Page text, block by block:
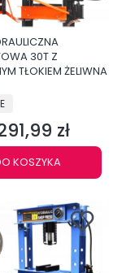
30T Z
TŁOKIEM ŻELIWNA
zł
KOSZYKA